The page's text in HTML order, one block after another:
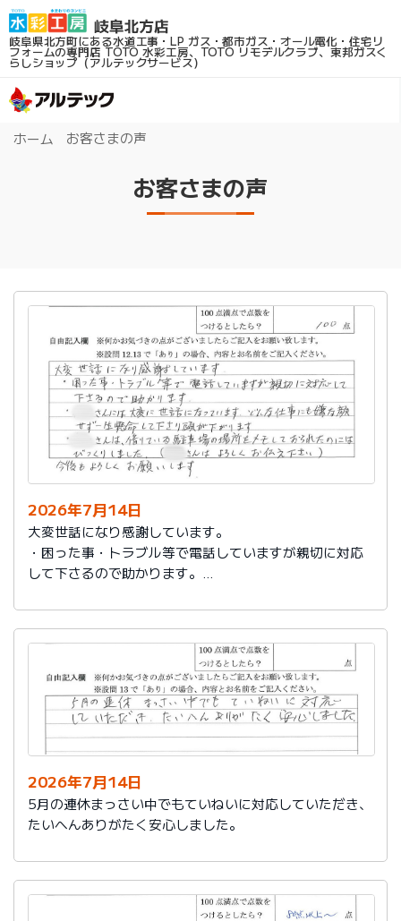
岐阜県北方町にある水道工事・LP ガス・都市ガス・オール電化・住宅リ
フォームの専門店TOTO 水彩工房、TOTO リモデルクラブ、東邦ガスく
らしショップ（アルテックサービス）
ホーム お客さまの声
お客さまの声
2026年7月14日
大変世話になり感謝しています。
・困った事・トラブル等で電話していますが親切に対応
して下さるので助かります。
にも嫌な顔せず一生懸命して下さり頭が下がります。
・社員さんは、借りている駐車場の場所をメモしておら
れたのにはびっくりしました。（社員さんはよろしくお
伝え下さい）
今後もよろしくお願いします。
2026年7月14日
5月の連休まっさい中でもていねいに対応していただき、
たいへんありがたく安心しました。